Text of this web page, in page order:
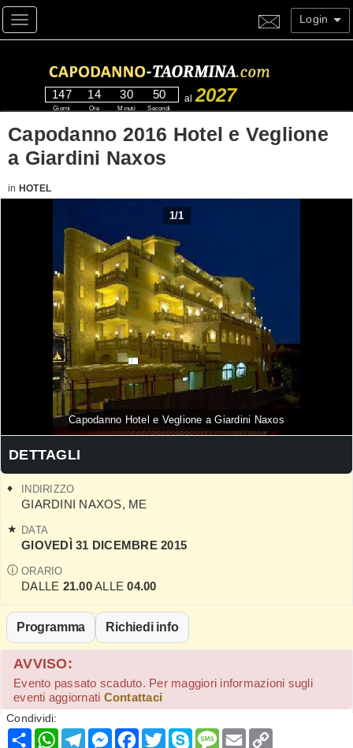
Toggle navigation Login
147
Giorni
14
Ore
30
Minuti
50
Secondi
al2027
Capodanno 2016 Hotel e Veglione
a Giardini Naxos
in HOTEL
1/1
Capodanno Hotel e Veglione a Giardini Naxos
DETTAGLI
INDIRIZZO
GIARDINI NAXOS, ME
DATA
GIOVEDÌ 31 DICEMBRE 2015
ORARIO
DALLE 21.00ALLE04.00
Programma Richiedi info
AVVISO:
Evento passato scaduto. Per maggiori informazioni sugli
eventi aggiornati Contattaci
Condividi:
Condividi
WhatsApp
Telegram
Messenger
Facebook
TwitterSkypeMessage
Email